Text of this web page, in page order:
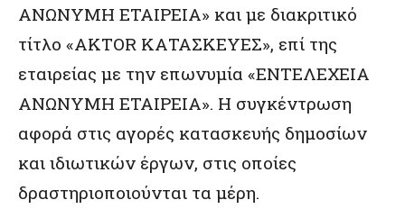
ΑΝΩΝΥΜΗ ΕΤΑΙΡΕΙΑ» και με διακριτικό
τίτλο «AKTOR ΚΑΤΑΣΚΕΥΕΣ», επί της
εταιρείας με την επωνυμία «ΕΝΤΕΛΕΧΕΙΑ
ΑΝΩΝΥΜΗ ΕΤΑΙΡΕΙΑ». Η συγκέντρωση
αφορά στις αγορές κατασκευής δημοσίων
και ιδιωτικών έργων, στις οποίες
δραστηριοποιούνται τα μέρη.